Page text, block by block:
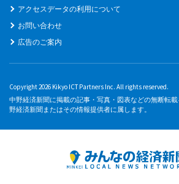
アクセスデータの利用について
お問い合わせ
広告のご案内
Copyright 2026 Kikyo ICT Partners Inc. All rights reserved.
中野経済新聞に掲載の記事・写真・図表などの無断転
野経済新聞またはその情報提供者に属します。